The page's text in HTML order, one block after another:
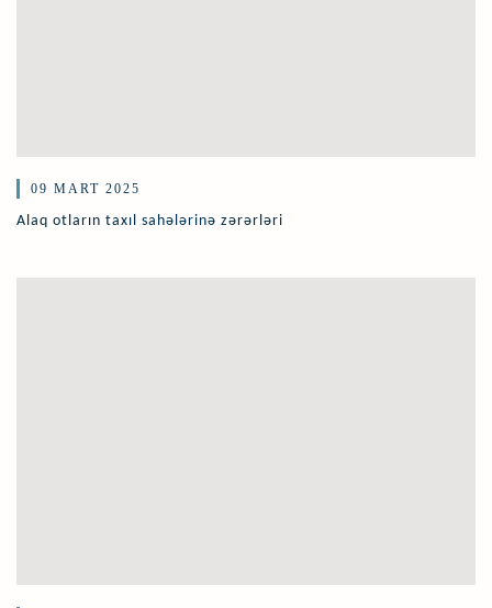
09 MART 2025
Alaq otların taxıl sahələrinə zərərləri